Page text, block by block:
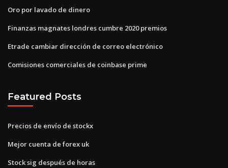
Oro por lavado de dinero
Finanzas magnates londres cumbre 2020 premios
Etrade cambiar dirección de correo electrónico
Comisiones comerciales de coinbase prime
Featured Posts
Precios de envío de stockx
Mejor cuenta de forex uk
Stock sig después de horas